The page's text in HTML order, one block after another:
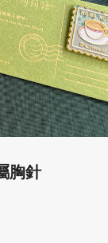
胸針